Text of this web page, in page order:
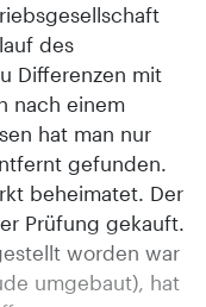
des
Differenzen mit
nach einem
hat man nur
gefunden.
beheimatet. Der
Prüfung gekauft.
worden war
umgebaut), hat